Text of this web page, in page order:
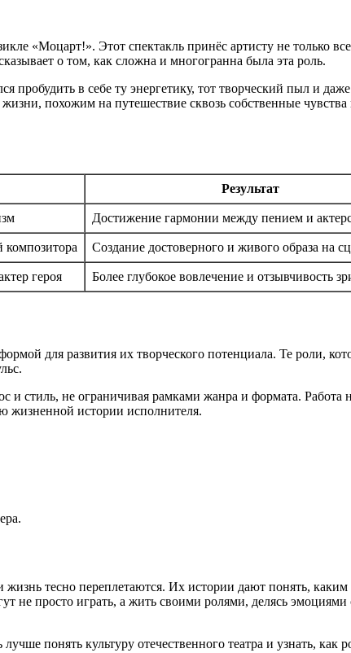
«Моцарт!». Этот спектакль принёс артисту не только
о том, как сложна и многогранна была эта роль.
в себе ту энергетику, тот творческий пыл и
похожим на путешествие сквозь собственные
Результат
Достижение гармонии между пением и
композитора Создание достоверного и живого образа на
героя Более глубокое вовлечение и отзывчивость
для развития их творческого потенциала. Те роли,
стиль, не ограничивая рамками жанра и формата. Работа
жизненной истории исполнителя.
тесно переплетаются. Их истории дают понять,
не просто играть, а жить своими ролями, делясь
понять культуру отечественного театра и узнать, как